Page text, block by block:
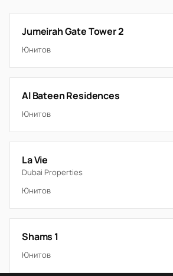
Jumeirah Gate Tower 2
Юнитов
Al Bateen Residences
Юнитов
La Vie
Dubai Properties
Юнитов
Shams 1
Юнитов